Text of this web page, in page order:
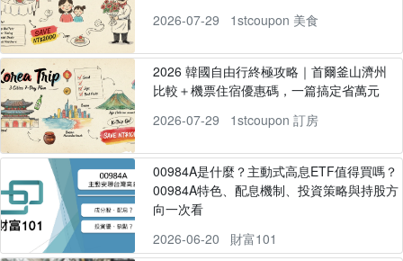
2026-07-29
1stcoupon 美食
2026 韓國自由行終極攻略｜首爾釜山濟州
比較＋機票住宿優惠碼，一篇搞定省萬元
2026-07-29
1stcoupon 訂房
00984A是什麼？主動式高息ETF值得買嗎？
00984A特色、配息機制、投資策略與持股方
向一次看
2026-06-20
財富101